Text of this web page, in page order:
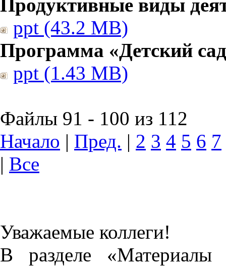
Продуктивные виды
ppt (43.2 MB)
Программа «Детский
ppt (1.43 MB)
Файлы 91 - 100 из 112
Начало | Пред. | 2 3 4 5 6 7
| Все
Уважаемые коллеги!
В разделе «Материалы